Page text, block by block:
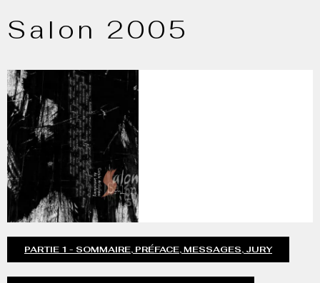
Salon 2005
PARTIE 1 - SOMMAIRE, PRÉFACE, MESSAGES, JURY